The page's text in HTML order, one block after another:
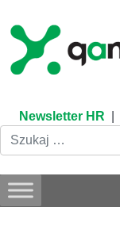
content
Newsletter HR